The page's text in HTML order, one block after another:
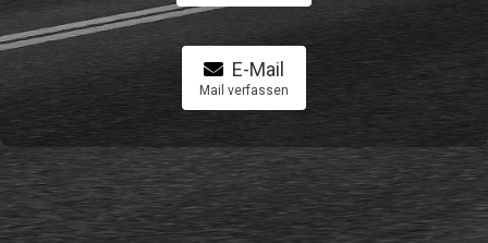
E-Mail
Mail verfassen